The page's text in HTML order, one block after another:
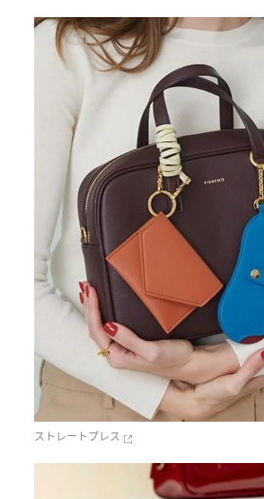
ストレートプレス